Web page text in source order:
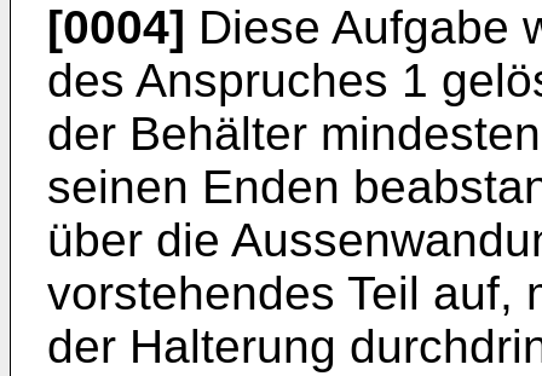
[0004] Diese Aufgabe
des Anspruches 1
der Behälter
seinen Enden
über die
vorstehendes Teil auf,
der Halterung